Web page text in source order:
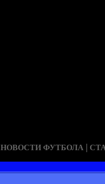
НОВОСТИ ФУТБОЛА |